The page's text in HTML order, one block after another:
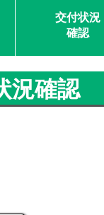
交付状況
確認
況確認